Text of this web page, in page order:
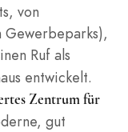
von
Gewerbeparks),
Ruf als
entwickelt.
Zentrum für
gut